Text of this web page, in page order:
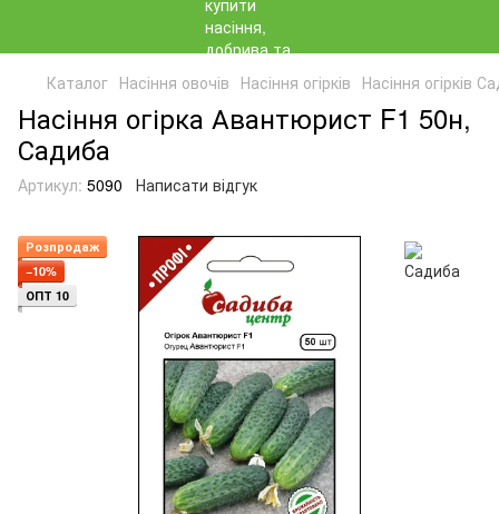
Каталог Насіння овочів Насіння огірків Насіння огірків
Насіння огірка Авантюрист F1 50н,
Садиба
Артикул: 5090 Написати відгук
Розпродаж
−10%
ОПТ 10